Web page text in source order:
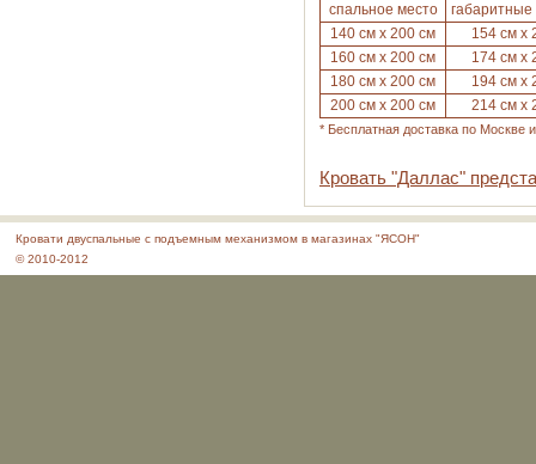
спальное место
140 см х 200 см
154 см х
160 см х 200 см
174 см х
180 см х 200 см
194 см х
200 см х 200 см
214 см х
* Бесплатная доставка по Москве
Кровать "Даллас"
Кровати двуспальные с подъемным механизмом в магазинах "ЯСОН"
© 2010-2012